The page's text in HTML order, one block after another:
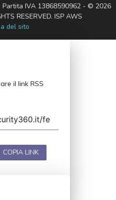
IVA 13868590962 - © 2026
RESERVED. ISP AWS
del sito
il link RSS
COPIA LINK